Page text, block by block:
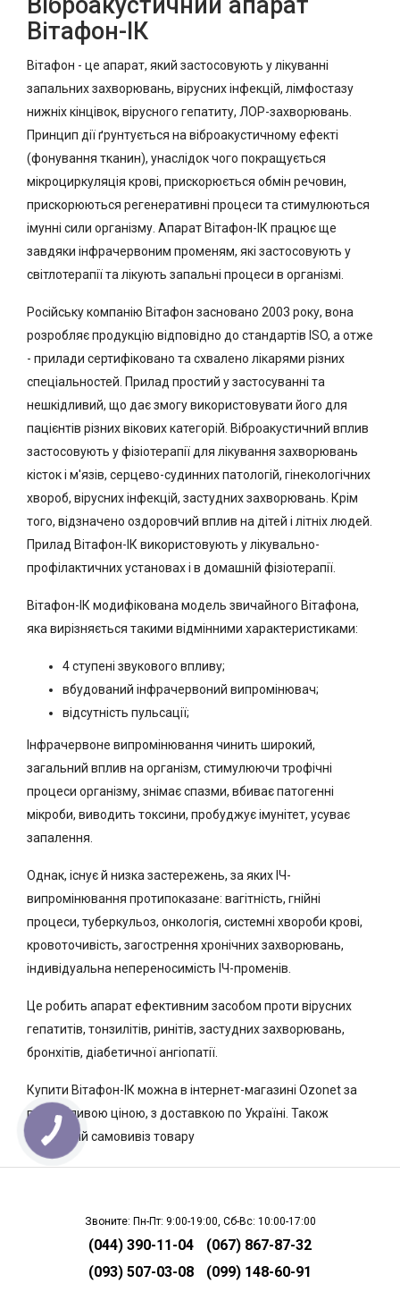
Вітафон-ІК
Вітафон - це апарат, який застосовують у лікуванні
запальних захворювань, вірусних інфекцій, лімфостазу
нижніх кінцівок, вірусного гепатиту, ЛОР-захворювань.
Принцип дії ґрунтується на віброакустичному ефекті
(фонування тканин), унаслідок чого покращується
мікроциркуляція крові, прискорюється обмін речовин,
прискорюються регенеративні процеси та стимулюються
імунні сили організму. Апарат Вітафон-ІК працює ще
завдяки інфрачервоним променям, які застосовують у
світлотерапії та лікують запальні процеси в організмі.
Російську компанію Вітафон засновано 2003 року, вона
розробляє продукцію відповідно до стандартів ISO, а отже
- прилади сертифіковано та схвалено лікарями різних
спеціальностей. Прилад простий у застосуванні та
нешкідливий, що дає змогу використовувати його для
пацієнтів різних вікових категорій. Віброакустичний вплив
застосовують у фізіотерапії для лікування захворювань
кісток і м'язів, серцево-судинних патологій, гінекологічних
хвороб, вірусних інфекцій, застудних захворювань. Крім
того, відзначено оздоровчий вплив на дітей і літніх людей.
Прилад Вітафон-ІК використовують у лікувально-
профілактичних установах і в домашній фізіотерапії.
Вітафон-ІК модифікована модель звичайного Вітафона,
яка вирізняється такими відмінними характеристиками:
4 ступені звукового впливу;
вбудований інфрачервоний випромінювач;
відсутність пульсації;
Інфрачервоне випромінювання чинить широкий,
загальний вплив на організм, стимулюючи трофічні
процеси організму, знімає спазми, вбиває патогенні
мікроби, виводить токсини, пробуджує імунітет, усуває
запалення.
Однак, існує й низка застережень, за яких ІЧ-
випромінювання протипоказане: вагітність, гнійні
процеси, туберкульоз, онкологія, системні хвороби крові,
кровоточивість, загострення хронічних захворювань,
індивідуальна непереносимість ІЧ-променів.
Це робить апарат ефективним засобом проти вірусних
гепатитів, тонзилітів, ринітів, застудних захворювань,
бронхітів, діабетичної ангіопатії.
Купити Вітафон-ІК можна в інтернет-магазині Ozonet за
привабливою ціною, з доставкою по Україні. Також
можливий самовивіз товару
Звоните: Пн-Пт: 9:00-19:00, Сб-Вс: 10:00-17:00
(044) 390-11-04
(067) 867-87-32
(093) 507-03-08
(099) 148-60-91